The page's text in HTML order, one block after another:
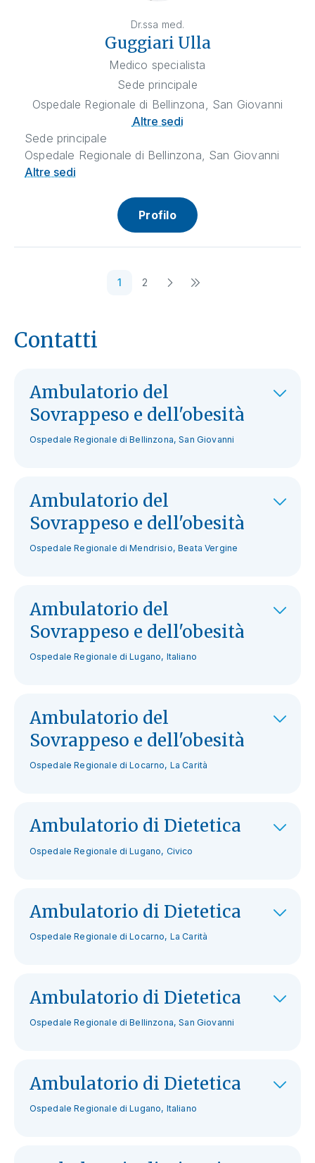
Dr.ssa med.
Guggiari Ulla
Medico specialista
Sede principale
Ospedale Regionale di Bellinzona, San Giovanni
Altre sedi
Sede principale
Ospedale Regionale di Bellinzona, San Giovanni
Altre sedi
Profilo
1 2
Contatti
Ambulatorio del
Sovrappeso e dell'obesità
Ospedale Regionale di Bellinzona, San Giovanni
Ambulatorio del
Sovrappeso e dell'obesità
Ospedale Regionale di Mendrisio, Beata Vergine
Ambulatorio del
Sovrappeso e dell'obesità
Ospedale Regionale di Lugano, Italiano
Ambulatorio del
Sovrappeso e dell'obesità
Ospedale Regionale di Locarno, La Carità
Ambulatorio di Dietetica
Ospedale Regionale di Lugano, Civico
Ambulatorio di Dietetica
Ospedale Regionale di Locarno, La Carità
Ambulatorio di Dietetica
Ospedale Regionale di Bellinzona, San Giovanni
Ambulatorio di Dietetica
Ospedale Regionale di Lugano, Italiano